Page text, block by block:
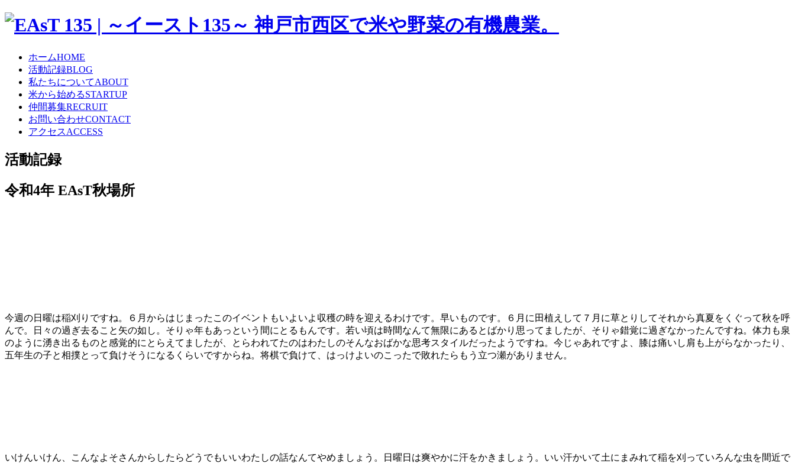
ホームHOME
活動記録BLOG
私たちについてABOUT
米から始めるSTARTUP
仲間募集RECRUIT
お問い合わせCONTACT
アクセスACCESS
活動記録
令和4年 EAsT秋場所
今週の日曜は稲刈りですね。６月からはじまったこのイベントもいよいよ収穫の時を迎えるわけです。早いものです。６月に田植えして７月に草とりしてそれから真夏をくぐって秋を呼
んで。日々の過ぎ去ること矢の如し。そりゃ年もあっという間にとるもんです。若い頃は時間なんて無限にあるとばかり思ってましたが、そりゃ錯覚に過ぎなかったんですね。体力も泉
のように湧き出るものと感覚的にとらえてましたが、とらわれてたのはわたしのそんなおばかな思考スタイルだったようですね。今じゃあれですよ、膝は痛いし肩も上がらなかったり、
五年生の子と相撲とって負けそうになるくらいですからね。将棋で負けて、はっけよいのこったで敗れたらもう立つ瀬がありません。
いけんいけん、こんなよそさんからしたらどうでもいいわたしの話なんてやめましょう。日曜日は爽やかに汗をかきましょう。いい汗かいて土にまみれて稲を刈っていろんな虫を間近で